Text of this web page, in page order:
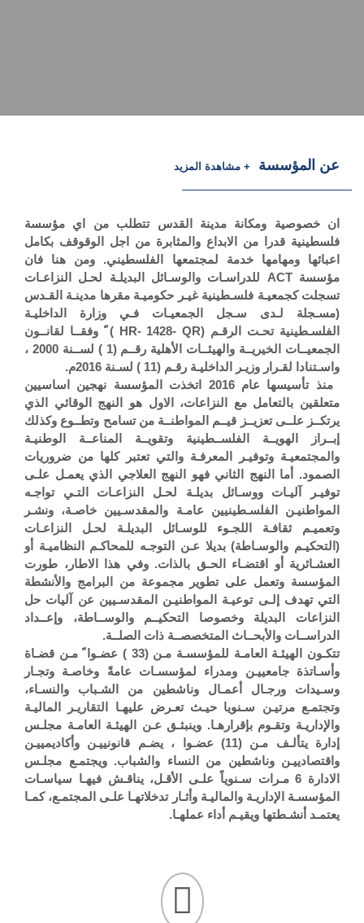
عن المؤسسة + مشاهدة المزيد
ان خصوصية ومكانة مدينة القدس تتطلب من اي مؤسسة
فلسطينية قدرا من الابداع والمثابرة من اجل الوقوقف بكامل
اعبائها ومهامها خدمة لمجتمعها الفلسطيني. ومن هنا فان
مؤسسةACT
للدراسـات والوسـائل البديلـة لحـل النزاعـات
تسجلت كجمعيـة فلسـطينية غيـر حكوميـة مقرها مدينـة القـدس
(مسـجلة لـدى سـجل الجمعيـات فـي وزارة الداخليـة
الفلسـطينية تحـت الرقـم (HR- 1428- QR ) ً وفقــا لقانــون
الجمعيــات الخيريــة والهيئــات الأهلية رقــم (1 ) لســنة 2000 ،
واسـتنادا لقـرار وزيـر الداخليـة رقـم (11 ) لسـنة 2016م.
منذ تأسيسها عام 2016 اتخذت المؤسسة نهجين اساسيين
متعلقين بالتعامل مع النزاعات، الاول هو النهج الوقائي الذي
يرتكــز علــى تعزيــز قيــم المواطنــة من تسامح وتطــوع وكذلك
إبــراز الهويــة الفلســطينية وتقويــة المناعــة الوطنيـة
والمجتمعيـة وتوفيـر المعرفـة والتي تعتبر كلها من ضروريات
الصمود. أما النهج الثاني فهو النهج العلاجي الذي يعمـل علـى
توفيـر آليـات ووسـائل بديلـة لحـل النزاعـات التـي تواجـه
المواطنيـن الفلسـطينيين عامـة والمقدسـيين خاصـة، ونشـر
وتعميـم ثقافـة اللجـوء للوسـائل البديلـة لحـل النزاعـات
(التحكيـم والوسـاطة) بديلا عـن التوجـه للمحاكـم النظاميـة أو
العشـائرية أو اقتضـاء الحـق بالذات. وفي هذا الاطار، طورت
المؤسسة وتعمل على تطوير مجموعة من البرامج والأنشطة
التي تهدف إلـى توعيـة المواطنيـن المقدسـيين عن آليات حل
النزاعات البديلة وخصوصا التحكيــم والوســاطة، وإعــداد
الدراســات والأبحــاث المتخصصــة ذات الصلــة.
تتكـون الهيئـة العامـة للمؤسسـة مـن (33 ) عضـوا ً مـن قضـاة
وأسـاتذة جامعييـن ومدراء لمؤسسـات عامةً وخاصـة وتجـار
وسـيدات ورجـال أعمـال وناشطين من الشـباب والنسـاء،
وتجتمـع مرتيـن سـنويا حيـث تعـرض عليهـا التقاريـر الماليـة
والإداريـة وتقـوم بإقرارهـا. وينبثـق عـن الهيئـة العامـة مجلـس
إدارة يتألـف مـن (11) عضـوا ، يضـم قانونييـن وأكاديمييـن
واقتصادييـن وناشطين من النساء والشباب. ويجتمـع مجلـس
الادارة 6 مـرات سـنوياً علـى الأقـل، يناقـش فيهـا سياسـات
المؤسسـة الإداريـة والماليـة وأثـار تدخلاتهـا علـى المجتمـع، كمـا
يعتمـد أنشـطتها ويقيـم أداء عملهـا.